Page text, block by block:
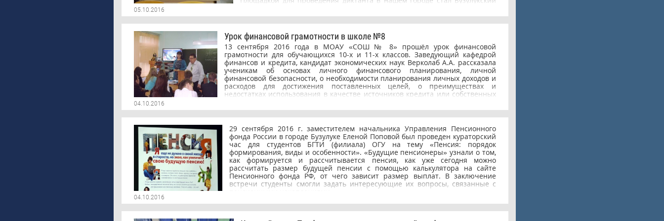
студенты факультета «Экономика и право» Дулина Анна и Коноваленко
Артем, строительно-технологического факультета – Побежимова Юлия.
Итоги акции будут торжественно подведены 4 ноября – в день народного
единства. Ждем результатов!
05.10.2016
Урок финансовой грамотности в школе №8
13 сентября 2016 года в МОАУ «СОШ № 8» прошёл урок финансовой
грамотности для обучающихся 10-х и 11-х классов. Заведующий кафедрой
финансов и кредита, кандидат экономических наук Верколаб А.А. рассказала
ученикам об основах личного финансового планирования, личной
финансовой безопасности, о необходимости планирования личных доходов и
расходов для достижения поставленных целей, о преимуществах и
недостатках использования в качестве источников кредита или собственных
учреждениях является ответом на вызов времени. Их актуальность назрела с
учетом того, что в большинстве своем, старшее поколение не имело
возможности получения практических знаний в области финансов и
передачи опыта своим детям и внукам. Современное же поколение
российской молодежи в условиях рыночной экономики остро нуждается в
освоении элементарных навыков планирования, сбережения и
приумножения, иными словами, в управлении своими личными финансами.
Преподаватели кафедры финансов и кредита считают важным привитие
основ финансовой культуры обучающимся в общеобразовательных
учреждениях, познакомить с основными правилами личного финансового
планирования и финансовой безопасности, чтобы завтра им было легче
профессии. Поведённый урок финансовой грамотности является одним из
плановых мероприятий в рамках факультатива «Школа финансовой
04.10.2016
29 сентября 2016 г. заместителем начальника Управления Пенсионного
фонда России в городе Бузулуке Еленой Поповой был проведен кураторский
час для студентов БГТИ (филиала) ОГУ на тему «Пенсия: порядок
формирования, виды и особенности». «Будущие пенсионеры» узнали о том,
как формируется и рассчитывается пенсия, как уже сегодня можно
рассчитать размер будущей пенсии с помощью калькулятора на сайте
Пенсионного фонда РФ, от чего зависит размер выплат. В заключение
встречи студенты смогли задать интересующие их вопросы, связанные с
пенсионными накоплениями.
04.10.2016